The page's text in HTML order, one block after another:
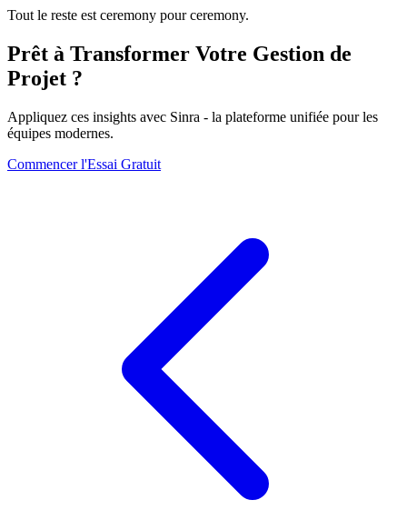
Tout le reste est ceremony pour ceremony.
Prêt à Transformer Votre Gestion de
Projet ?
Appliquez ces insights avec Sinra - la plateforme unifiée pour les
équipes modernes.
Commencer l'Essai Gratuit